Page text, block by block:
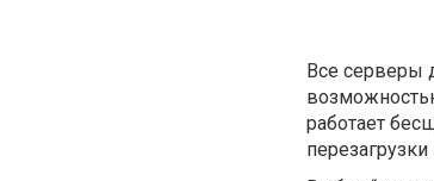
Все серверы
работает